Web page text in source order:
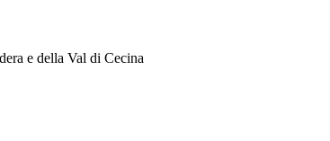
e della Val di Cecina